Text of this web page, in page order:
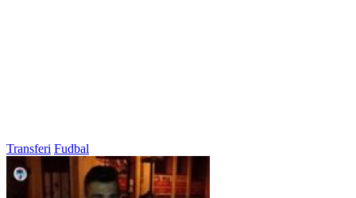
Transferi Fudbal